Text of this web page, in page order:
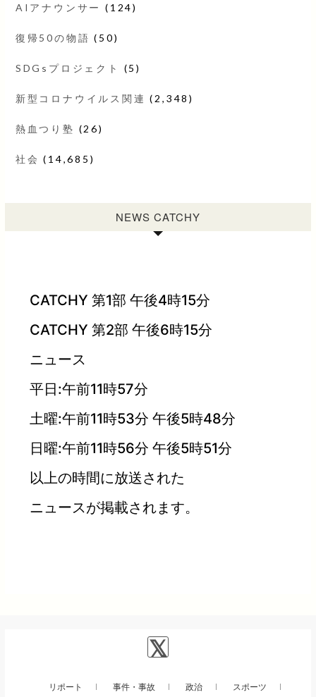
AIアナウンサー (124)
復帰50の物語 (50)
SDGsプロジェクト (5)
新型コロナウイルス関連 (2,348)
熱血つり塾 (26)
社会 (14,685)
NEWS CATCHY
CATCHY 第1部 午後4時15分
CATCHY 第2部 午後6時15分
ニュース
平日:午前11時57分
土曜:午前11時53分 午後5時48分
日曜:午前11時56分 午後5時51分
以上の時間に放送された
ニュースが掲載されます。
リポート 事件・事故 政治 スポーツ